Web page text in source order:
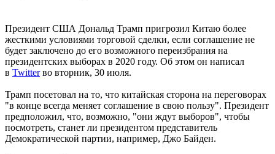
Президент США Дональд Трамп пригрозил Китаю более
жесткими условиями торговой сделки, если соглашение не
будет заключено до его возможного переизбрания на
президентских выборах в 2020 году. Об этом он написал
в Twitterво вторник, 30 июля.
Трамп посетовал на то, что китайская сторона на переговорах
"в конце всегда меняет соглашение в свою пользу". Президент
предположил, что, возможно, "они ждут выборов", чтобы
посмотреть, станет ли президентом представитель
Демократической партии, например, Джо Байден.